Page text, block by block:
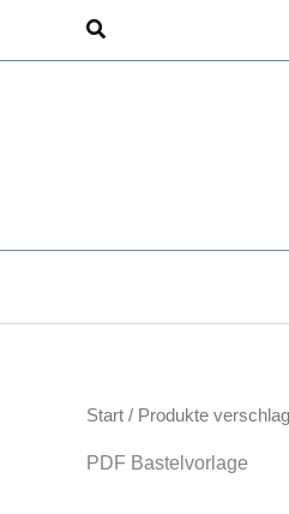
Suchen
Start / Produkte
PDF Bastelvorlage